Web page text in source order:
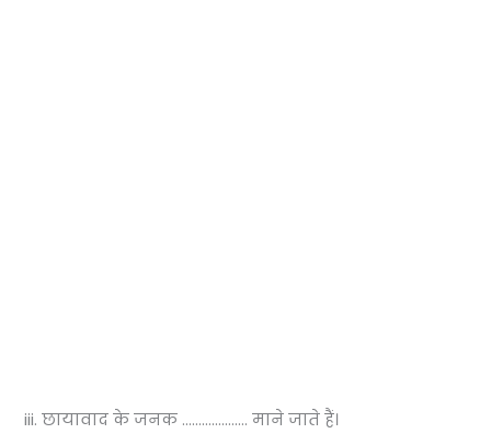
iii. छायावाद के जनक ……………….. माने जाते हैं।